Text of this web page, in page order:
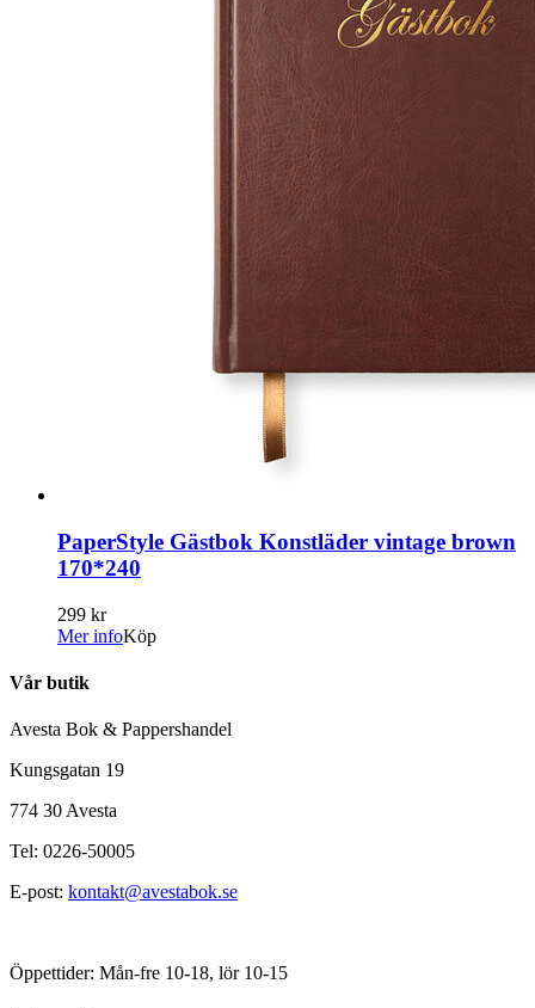
PaperStyle Gästbok Konstläder vintage brown
170*240
299 kr
Mer infoKöp
Vår butik
Avesta Bok & Pappershandel
Kungsgatan 19
774 30 Avesta
Tel: 0226-50005
E-post: kontakt@avestabok.se
Öppettider: Mån-fre 10-18, lör 10-15